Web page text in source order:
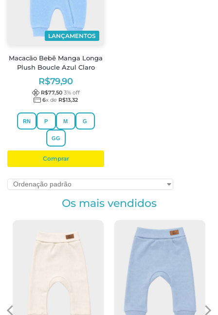
LANÇAMENTOS
Macacão Bebê Manga Longa
Plush Boucle Azul Claro
R$79,90
R$77,50 3% off
6x de R$13,32
RN P M G
GG
Comprar
Os mais vendidos